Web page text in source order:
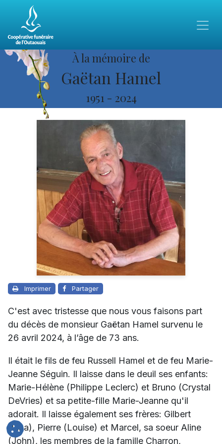
À la mémoire de
Gaëtan Hamel
1951 - 2024
Imprimer Partager
C'est avec tristesse que nous vous faisons part
du décès de monsieur Gaëtan Hamel survenu le
26 avril 2024, à l’âge de 73 ans.
Il était le fils de feu Russell Hamel et de feu Marie-
Jeanne Séguin. Il laisse dans le deuil ses enfants:
Marie-Hélène (Philippe Leclerc) et Bruno (Crystal
DeVries) et sa petite-fille Marie-Jeanne qu'il
adorait. Il laisse également ses frères: Gilbert
(Lina), Pierre (Louise) et Marcel, sa soeur Aline
(John), les membres de la famille Charron,